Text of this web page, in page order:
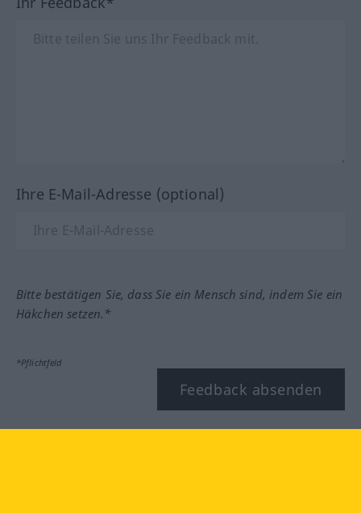
Ihre E-Mail-Adresse (optional)
Bitte bestätigen Sie, dass Sie ein Mensch sind, indem Sie ein
Häkchen setzen.*
*Pflichtfeld
Feedback absenden